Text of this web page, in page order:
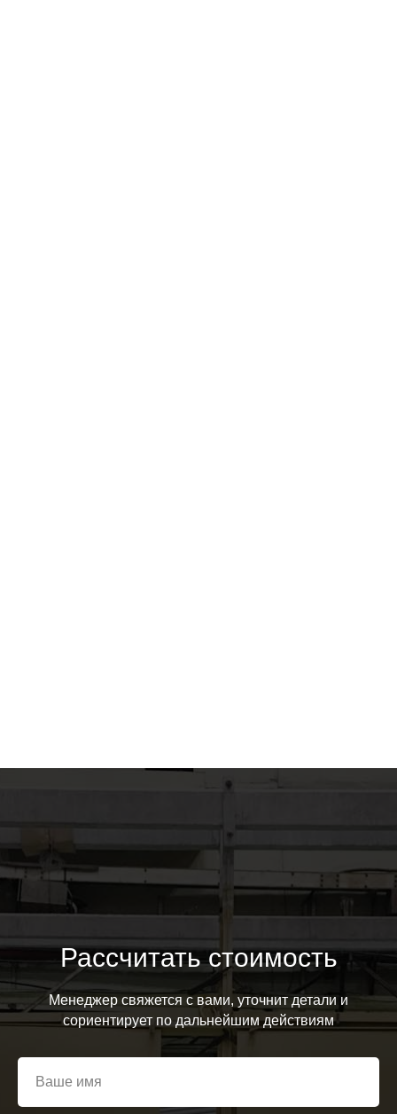
Рассчитать стоимость
Менеджер свяжется с вами, уточнит детали и
сориентирует по дальнейшим действиям